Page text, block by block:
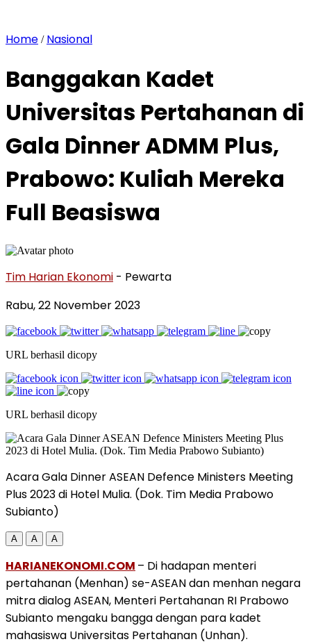
Home / Nasional
Banggakan Kadet
Universitas Pertahanan di
Gala Dinner ADMM Plus,
Prabowo: Kuliah Mereka
Full Beasiswa
Tim Harian Ekonomi - Pewarta
Rabu, 22 November 2023
URL berhasil dicopy
URL berhasil dicopy
Acara Gala Dinner ASEAN Defence Ministers Meeting
Plus 2023 di Hotel Mulia. (Dok. Tim Media Prabowo
Subianto)
A A A
HARIANEKONOMI.COM – Di hadapan menteri
pertahanan (Menhan) se-ASEAN dan menhan negara
mitra dialog ASEAN, Menteri Pertahanan RI Prabowo
Subianto mengaku bangga dengan para kadet
mahasiswa Universitas Pertahanan (Unhan).